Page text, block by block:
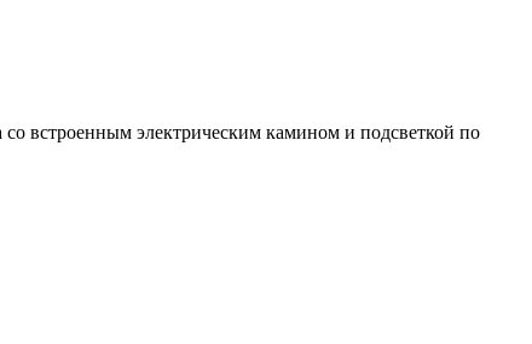
встроенным электрическим камином и подсветкой по